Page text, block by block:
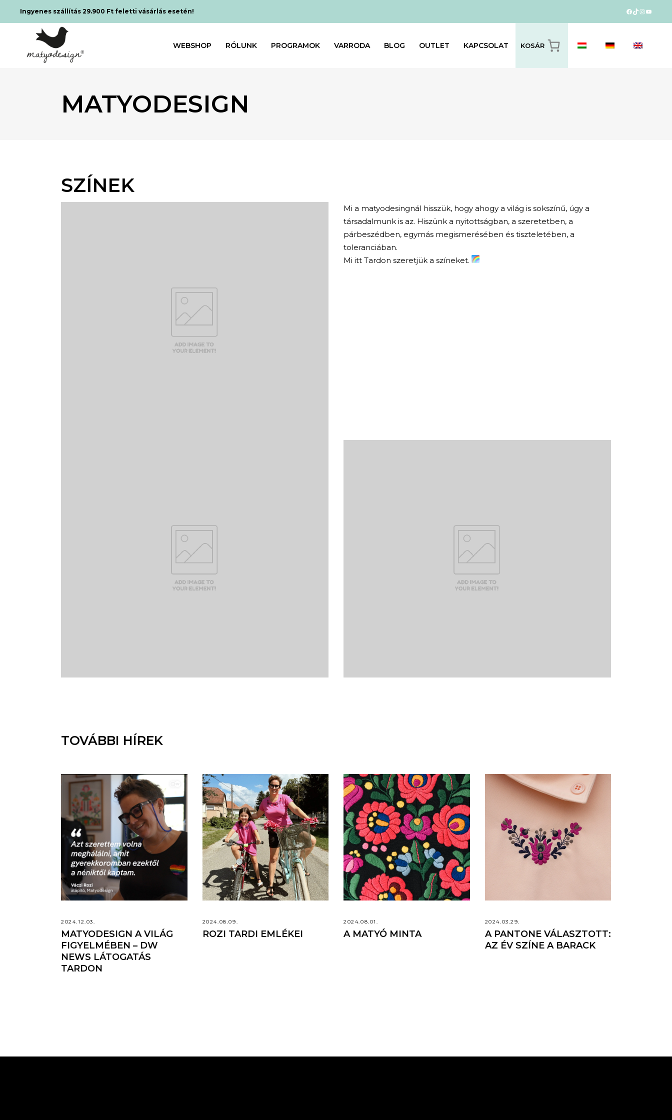
Ingyenes szállítás 29.900 Ft feletti vásárlás esetén! Facebook
TikTok
Instagram
WEBSHOP RÓLUNK PROGRAMOK VARRODA BLOG OUTLET KAPCSOLAT KOSÁR
MATYODESIGN
SZÍNEK
Mi a matyodesingnál hisszük, hogy ahogy a világ is sokszínű, úgy a
társadalmunk is az. Hiszünk a nyitottságban, a szeretetben, a
párbeszédben, egymás megismerésében és tiszteletében, a
toleranciában.
Mi itt Tardon szeretjük a színeket.
TOVÁBBI HÍREK
2024.12.03.
MATYODESIGN A VILÁG
FIGYELMÉBEN – DW
NEWS LÁTOGATÁS
TARDON
2024.08.09.
ROZI TARDI EMLÉKEI
2024.08.01.
A MATYÓ MINTA
2024.03.29.
A PANTONE VÁLASZTOTT:
AZ ÉV SZÍNE A BARACK